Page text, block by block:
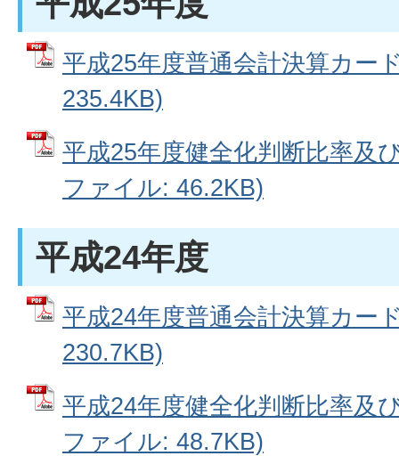
平成25年度普通会計決算カー
235.4KB)
平成25年度健全化判断比率及
ファイル: 46.2KB)
平成24年度
平成24年度普通会計決算カー
230.7KB)
平成24年度健全化判断比率及
ファイル: 48.7KB)